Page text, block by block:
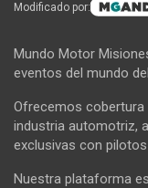
Modificado por:
Mundo Motor
eventos del mundo
Ofrecemos cobertura
industria automotriz,
exclusivas con
Nuestra plataforma